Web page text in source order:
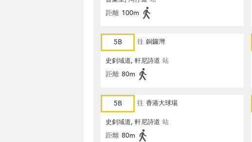
距離 100m
5B 往 銅鑼灣
史釗域道, 軒尼詩道 站
距離 80m
5B 往 香港大球場
史釗域道, 軒尼詩道 站
距離 80m